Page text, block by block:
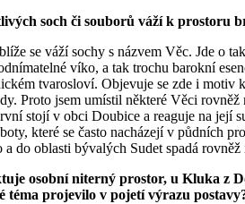
soch či souborů váží k prostoru
se váží sochy s názvem Věc. Jde o
víko, a tak trochu barokní
tvarosloví. Objevuje se zde i
Proto jsem umístil některé Věci
stojí v obci Doubice a reaguje na její
které se často nacházejí v půdních
a do oblasti bývalých Sudet spadá
osobní niterný prostor, u Kluka z
téma projevilo v pojetí výrazu